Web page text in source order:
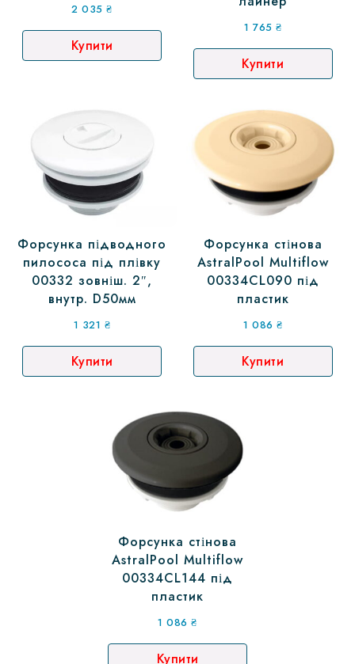
2 035₴
Купити
1 765₴
Купити
Форсунка підводного
пилососа під плівку
00332 зовніш. 2″,
внутр. D50мм
1 321 ₴
Купити
Форсунка стінова
AstralPool Multiflow
00334CL090 під
пластик
1 086₴
Купити
Форсунка стінова
AstralPool Multiflow
00334CL144 під
пластик
1 086₴
Купити